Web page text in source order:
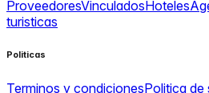
ProveedoresVinculadosHoteles
turisticas
Politicas
Terminos y condicionesPolitica de